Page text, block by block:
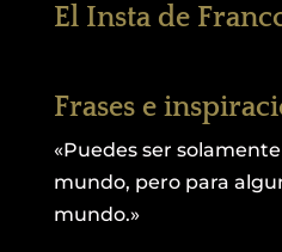
El Insta de
Frases e
«Puedes ser
mundo, pero para
mundo.»